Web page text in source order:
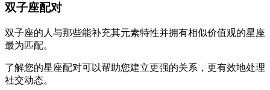
双子座配对
双子座的人与那些能补充其元素特性并拥有相似价值观的星座
最为匹配。
了解您的星座配对可以帮助您建立更强的关系，更有效地处理
社交动态。